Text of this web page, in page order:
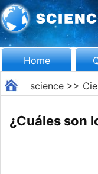
Home
science>>
¿Cuáles son